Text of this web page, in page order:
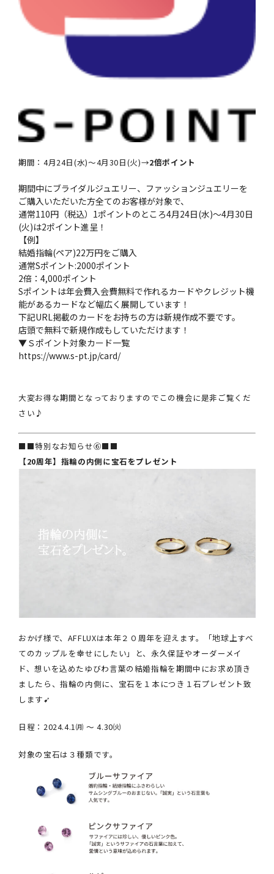
期間：4月24日(水)～4月30日(火)→2倍ポイント
期間中にブライダルジュエリー、ファッションジュエリーを
ご購入いただいた方全てのお客様が対象で、
通常110円（税込）1ポイントのところ4月24日(水)～4月30日
(火)は2ポイント進呈！
【例】
結婚指輪(ペア)22万円をご購入
通常Sポイント:2000ポイント
2倍：4,000ポイント
Sポイントは年会費入会費無料で作れるカードやクレジット機
能があるカードなど幅広く展開しています！
下記URL掲載のカードをお持ちの方は新規作成不要です。
店頭で無料で新規作成もしていただけます！
▼Ｓポイント対象カード一覧
https://www.s-pt.jp/card/
大変お得な期間となっておりますのでこの機会に是非ご覧くだ
さい♪
■■特別なお知らせ⑥■■
【20周年】指輪の内側に宝石をプレゼント
おかげ様で、AFFLUXは本年２０周年を迎えます。「地球上すべ
てのカップルを幸せにしたい」と、永久保証やオーダーメイ
ド、想いを込めたゆびわ言葉の結婚指輪を期間中にお求め頂き
ましたら、指輪の内側に、宝石を１本につき１石プレゼント致
します➹
日程：2024.4.1㈪ ～ 4.30㈫
対象の宝石は３種類です。